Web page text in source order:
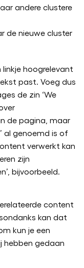
andere clustere
de nieuwe cluster
hoogrelevant
past. Voeg dus
de zin ‘We
de pagina, maar
al genoemd is of
verwerkt kan
zijn
bijvoorbeeld.
content
kan dat
kun je een
hebben gedaan